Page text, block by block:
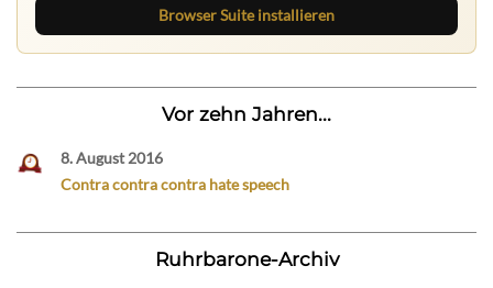
Browser Suite installieren
Vor zehn Jahren...
8. August 2016
Contra contra contra hate speech
Ruhrbarone-Archiv